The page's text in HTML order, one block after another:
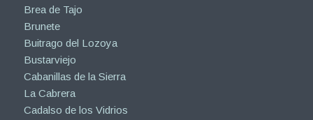
Brea de Tajo
Brunete
Buitrago del Lozoya
Bustarviejo
Cabanillas de la Sierra
La Cabrera
Cadalso de los Vidrios